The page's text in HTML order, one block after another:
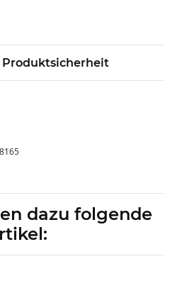
Produktsicherheit
dazu folgende